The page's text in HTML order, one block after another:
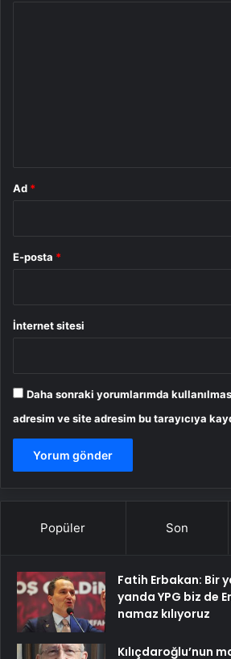
Ad *
E-posta *
İnternet sitesi
Daha sonraki yorumlarımda
adresim ve site adresim bu tarayıcıya
Popüler Son
Fatih Erbakan: Bir
yanda YPG biz de
namaz kılıyoruz
Kılıçdaroğlu’nun